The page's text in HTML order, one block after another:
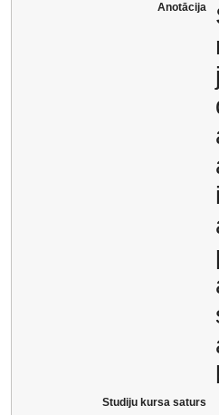
Anotācija
Studiju kursa saturs